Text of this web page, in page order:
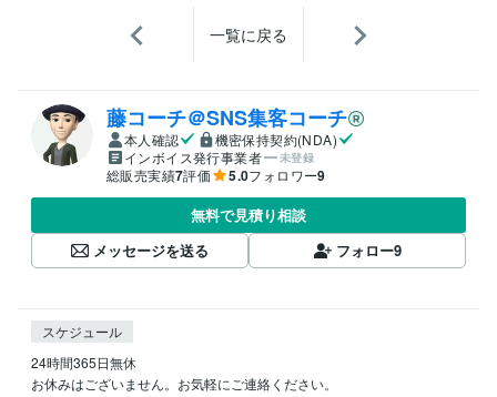
一覧に戻る
藤コーチ＠SNS集客コーチ
本人確認
機密保持契約(NDA)
インボイス発行事業者
未登録
総販売実績7評価 5.0フォロワー9
無料で見積り相談
メッセージを送る
フォロー9
スケジュール
24時間365日無休
お休みはございません。お気軽にご連絡ください。